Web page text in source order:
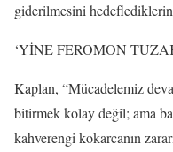
giderilmesini
‘YİNE FEROMON
Kaplan, “Mücadelemiz
bitirmek kolay değil; ama
kahverengi kokarcanın